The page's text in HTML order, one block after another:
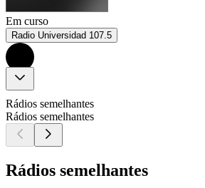
Em curso
Radio Universidad 107.5
Rádios semelhantes
Rádios semelhantes
Rádios semelhantes